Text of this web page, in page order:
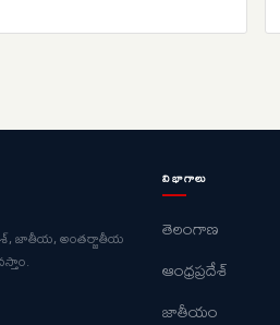
జాతీయ, అంతర్జాతీయ
విభాగాలు
తెలంగాణ
ఆంధ్రప్రదేశ్
జాతీయం